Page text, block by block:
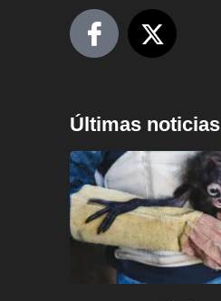
Últimas noticias